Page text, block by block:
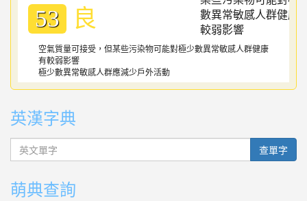
53 良
空氣質量可接受，但某些污染物可能對極少數異常敏感人群健康
有較弱影響
極少數異常敏感人群應減少戶外活動
英漢字典
英文單字 查單字
萌典查詢